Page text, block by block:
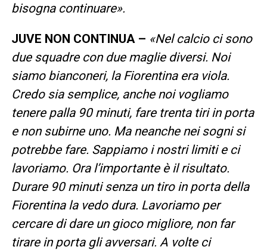
bisogna continuare».
JUVE NON CONTINUA – «Nel calcio ci sono
due squadre con due maglie diversi. Noi
siamo bianconeri, la Fiorentina era viola.
Credo sia semplice, anche noi vogliamo
tenere palla 90 minuti, fare trenta tiri in porta
e non subirne uno. Ma neanche nei sogni si
potrebbe fare. Sappiamo i nostri limiti e ci
lavoriamo. Ora l’importante è il risultato.
Durare 90 minuti senza un tiro in porta della
Fiorentina la vedo dura. Lavoriamo per
cercare di dare un gioco migliore, non far
tirare in porta gli avversari. A volte ci